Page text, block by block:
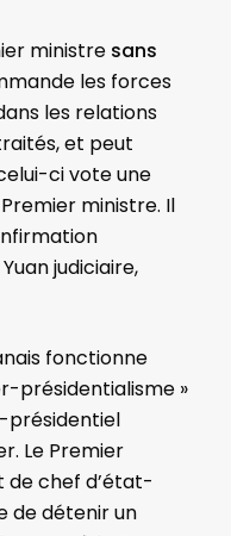
ministre sans
les forces
les relations
et peut
ci vote une
ministre. Il
judiciaire,
fonctionne
présidentialisme »
présidentiel
Le Premier
de chef d’état-
de détenir un